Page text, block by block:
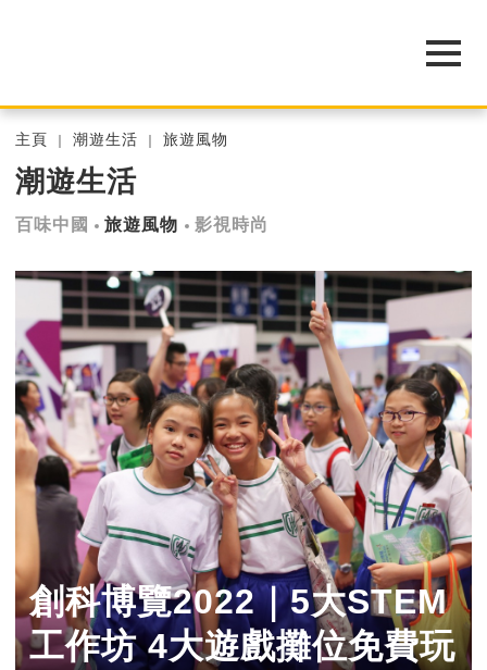
主頁 潮遊生活 旅遊風物
潮遊生活
百味中國 旅遊風物 影視時尚
創科博覽2022｜5大STEM
工作坊 4大遊戲攤位免費玩